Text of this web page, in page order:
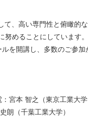
、高い専門性と俯瞰的
めることにしています
を開講し、多数のご参
宮本 智之（東京工業大学
葉工業大学）